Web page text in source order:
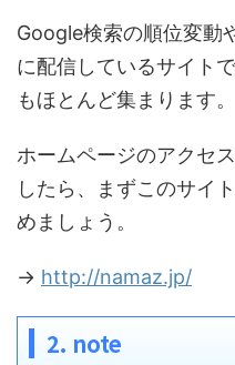
Google検索の順位変動
に配信しているサイト
もほとんど集まります。
ホームページのアクセ
したら、まずこのサイ
めましょう。
→ http://namaz.jp/
2. note